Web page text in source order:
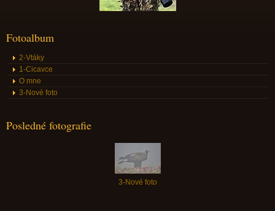
Fotoalbum
2-Vtáky
1-Cicavce
O mne
3-Nové foto
Posledné fotografie
3-Nové foto